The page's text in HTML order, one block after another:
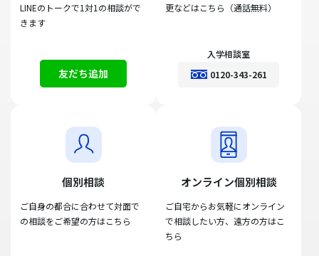
LINEのトークで1対1の相談がで
きます
友だち追加
更などはこちら（通話無料）
入学相談室
0120-343-261
個別相談
ご自身の都合に合わせて対面で
の相談をご希望の方はこちら
オンライン個別相談
ご自宅からお気軽にオンライン
で相談したい方、遠方の方はこ
ちら